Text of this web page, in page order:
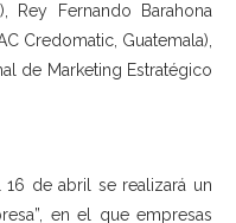
Rey Fernando Barahona
Credomatic, Guatemala),
de Marketing Estratégico
de abril se realizará un
en el que empresas